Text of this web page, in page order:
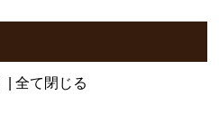
全て閉じる